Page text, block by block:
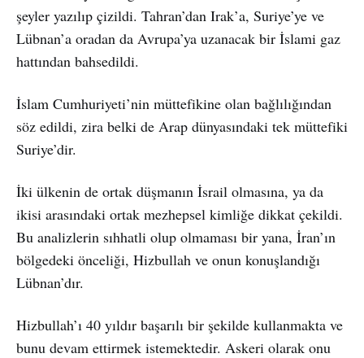
şeyler yazılıp çizildi. Tahran’dan Irak’a, Suriye’ye ve
Lübnan’a oradan da Avrupa’ya uzanacak bir İslami gaz
hattından bahsedildi.
İslam Cumhuriyeti’nin müttefikine olan bağlılığından
söz edildi, zira belki de Arap dünyasındaki tek müttefiki
Suriye’dir.
İki ülkenin de ortak düşmanın İsrail olmasına, ya da
ikisi arasındaki ortak mezhepsel kimliğe dikkat çekildi.
Bu analizlerin sıhhatli olup olmaması bir yana, İran’ın
bölgedeki önceliği, Hizbullah ve onun konuşlandığı
Lübnan’dır.
Hizbullah’ı 40 yıldır başarılı bir şekilde kullanmakta ve
bunu devam ettirmek istemektedir. Askeri olarak onu